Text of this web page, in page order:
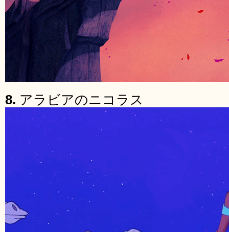
8. アラビアのニコラス